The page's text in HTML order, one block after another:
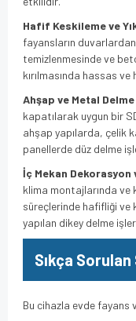
Hafif Keskileme ve
fayansların
temizlenmesinde ve
kırılmasında hassas ve
Ahşap ve Metal
kapatılarak uygun bir
ahşap yapılarda, çelik
panellerde düz delme
İç Mekan Dekorasyon
klima montajlarında ve
süreçlerinde hafifliği ve
yapılan dikey delme
Sıkça
Bu cihazla evde fayans